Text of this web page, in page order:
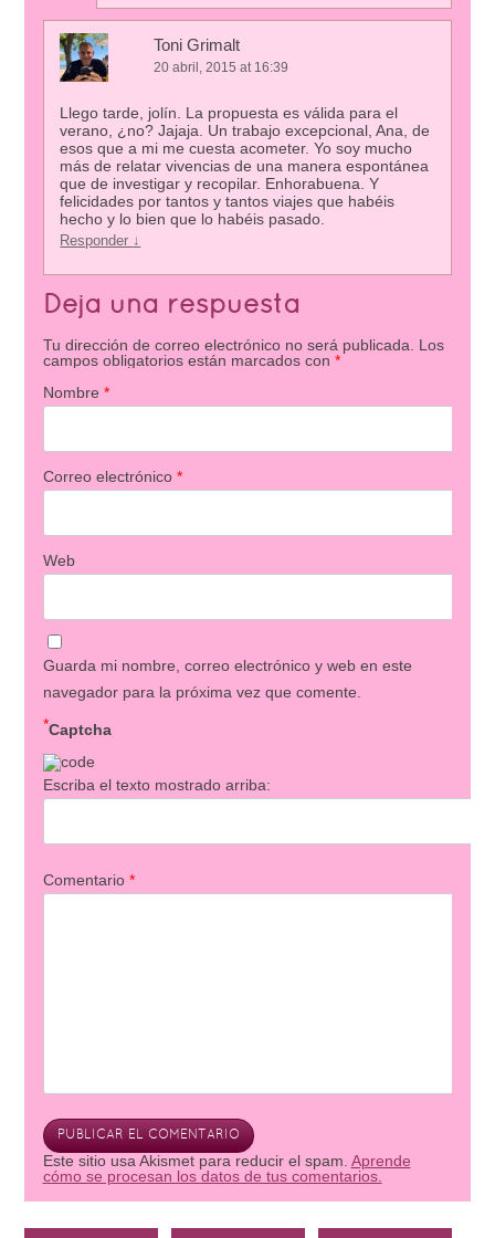
Toni Grimalt
20 abril, 2015 at 16:39
Llego tarde, jolín. La propuesta es válida para el
verano, ¿no? Jajaja. Un trabajo excepcional, Ana, de
esos que a mi me cuesta acometer. Yo soy mucho
más de relatar vivencias de una manera espontánea
que de investigar y recopilar. Enhorabuena. Y
felicidades por tantos y tantos viajes que habéis
hecho y lo bien que lo habéis pasado.
Responder ↓
Deja una respuesta
Tu dirección de correo electrónico no será publicada.
Los
campos obligatorios están marcados con *
Nombre *
Correo electrónico *
Web
Guarda mi nombre, correo electrónico y web en este
navegador para la próxima vez que comente.
Captcha
*
Escriba el texto mostrado arriba:
Comentario *
Este sitio usa Akismet para reducir el spam. Aprende
cómo se procesan los datos de tus comentarios.